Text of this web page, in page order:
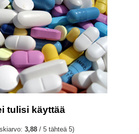
tulisi käyttää
3,88 / 5 tähteä 5)